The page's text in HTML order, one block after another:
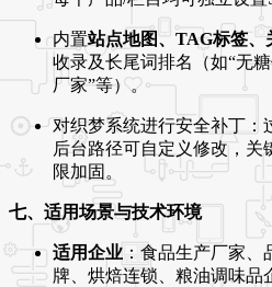
内置站点地图、TAG标签、
收录及长尾词排名（如“无
厂家”等）。
对织梦系统进行安全补丁：
后台路径可自定义修改，关
限加固。
七、适用场景与技术环境
适用企业 ：食品生产厂家
牌、烘焙连锁、粮油调味品